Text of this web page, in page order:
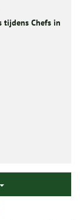
tijdens Chefs in